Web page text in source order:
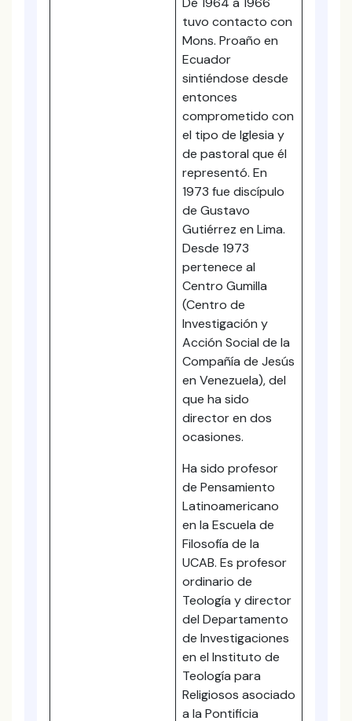
tuvo contacto con
Mons. Proaño en
Ecuador
sintiéndose desde
entonces
comprometido con
el tipo de Iglesia y
de pastoral que él
representó. En
1973 fue discípulo
de Gustavo
Gutiérrez en Lima.
Desde 1973
pertenece al
Centro Gumilla
(Centro de
Investigación y
Acción Social de la
Compañía de Jesús
en Venezuela), del
que ha sido
director en dos
ocasiones.
Ha sido profesor
de Pensamiento
Latinoamericano
en la Escuela de
Filosofía de la
UCAB. Es profesor
ordinario de
Teología y director
del Departamento
de Investigaciones
en el Instituto de
Teología para
Religiosos asociado
a la Pontificia